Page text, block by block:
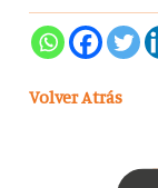
Volver Atrás